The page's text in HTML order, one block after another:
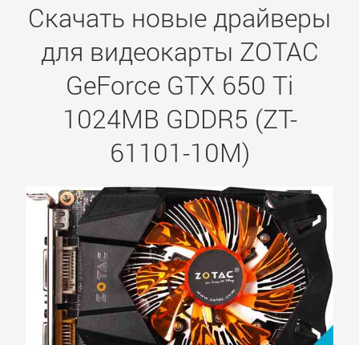
Скачать новые драйверы
для видеокарты ZOTAC
GeForce GTX 650 Ti
1024MB GDDR5 (ZT-
61101-10M)